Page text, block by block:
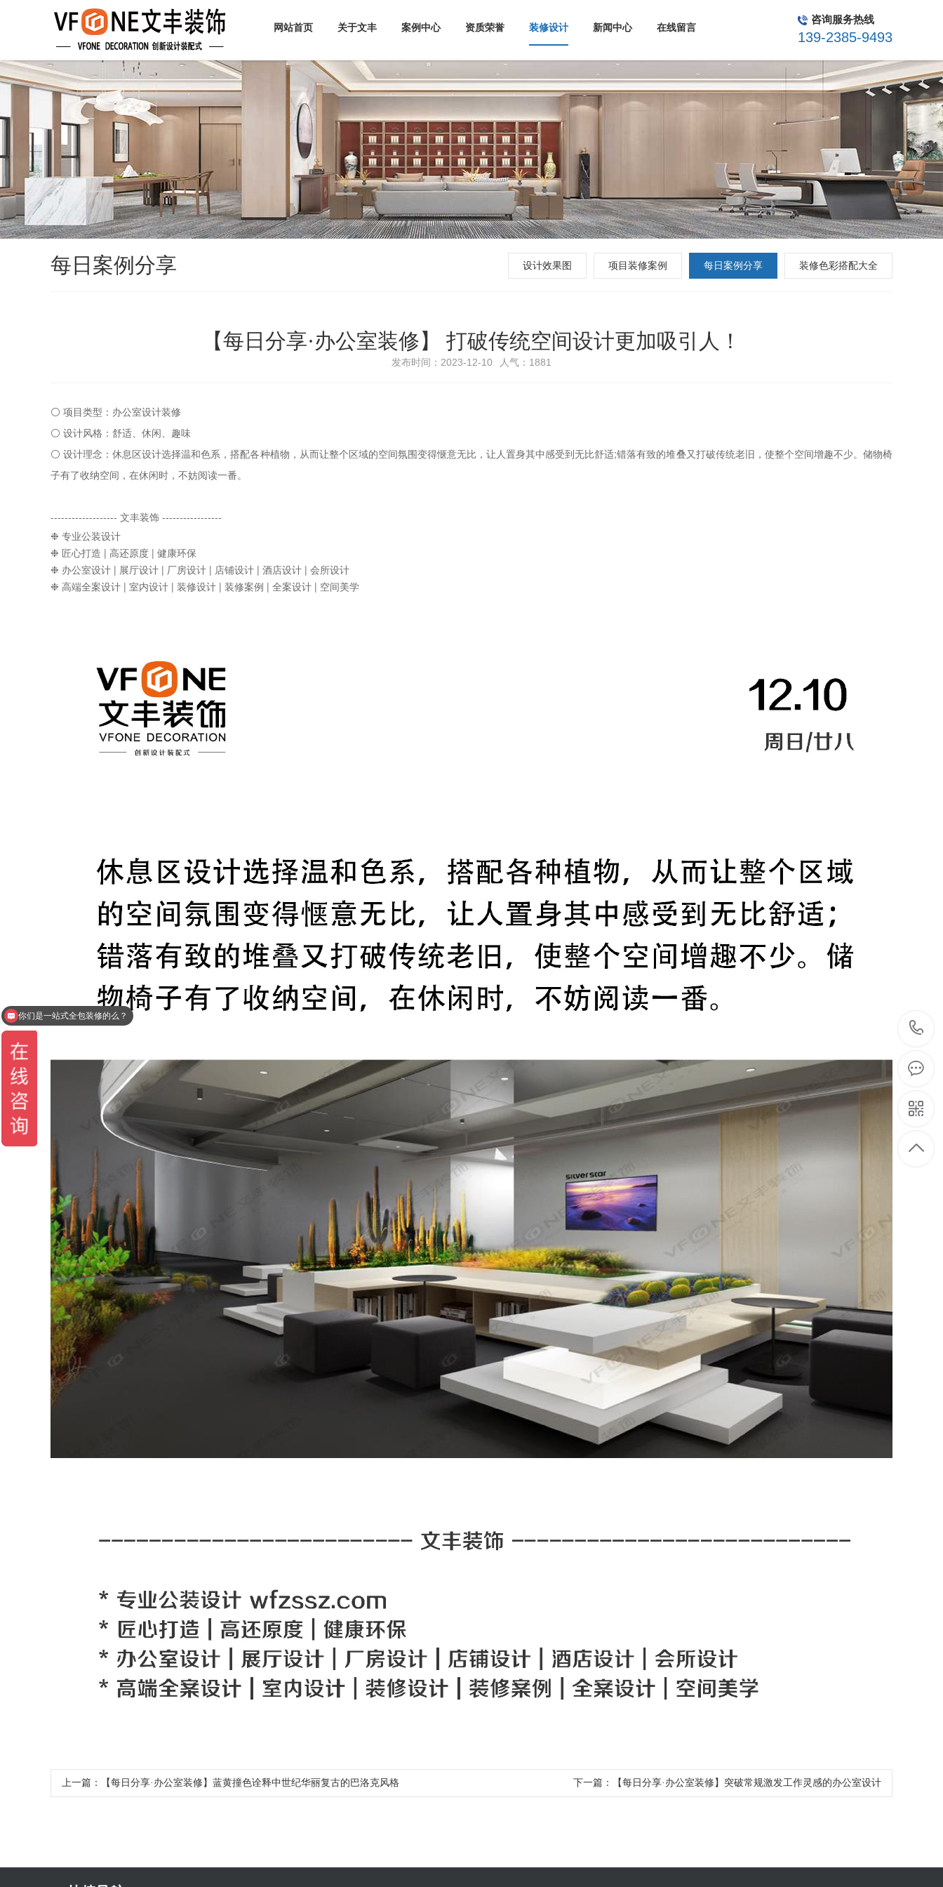
欢迎访问深圳文丰装饰装修有限公司网站！ 在线留言
网站首页 关于文丰 案例中心 资质荣誉 装修设计 新闻中心 在线留言
咨询服务热线
139-2385-9493
每日案例分享 设计效果图 项目装修案例 每日案例分享 装修色彩搭配大全
【每日分享·办公室装修】 打破传统空间设计更加吸引人！
发布时间：2023-12-10 人气：1881
⚪ 项目类型：办公室设计装修
⚪ 设计风格：舒适、休闲、趣味
⚪ 设计理念：休息区设计选择温和色系，搭配各种植物，从而让整个区域的空间氛围变得惬意无比，让人置身其中感受到无比舒适;错落有致的堆叠又打破传统老旧，使整个空间增趣不少。储物椅
子有了收纳空间，在休闲时，不妨阅读一番。
------------------- 文丰装饰 -----------------
❉ 专业公装设计
❉ 匠心打造 | 高还原度 | 健康环保
❉ 办公室设计 | 展厅设计 | 厂房设计 | 店铺设计 | 酒店设计 | 会所设计
❉ 高端全案设计 | 室内设计 | 装修设计 | 装修案例 | 全案设计 | 空间美学
上一篇： 【每日分享·办公室装修】蓝黄撞色诠释中世纪华丽复古的巴洛克风格 下一篇： 【每日分享·办公室装修】突破常规激发工作灵感的办公室设计
你们是一站式全包装修的么？